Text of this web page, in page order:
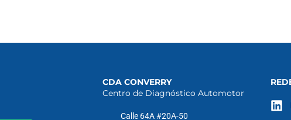
CDA CONVERRY
Centro de Diagnóstico Automotor
Calle 64A #20A-50